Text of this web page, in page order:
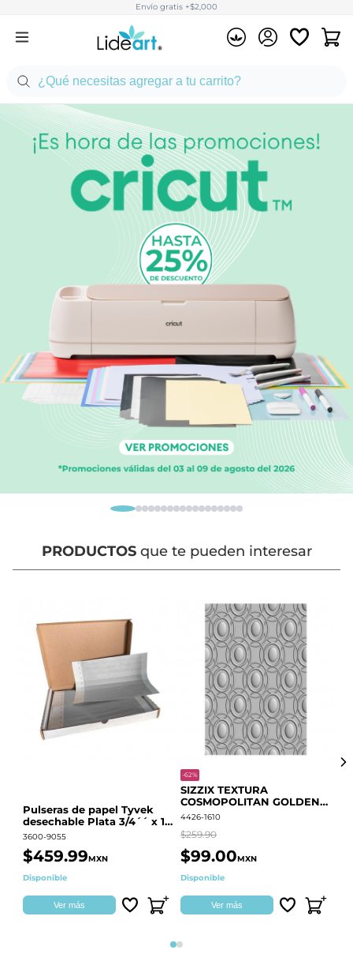
Envío gratis +$2,000
PRODUCTOSque te pueden interesar
Pulseras de papel Tyvek
desechable Plata 3/4´´ x 10
´´
3600-9055
$459.99MXN
Disponible
Ver más
-62%
SIZZIX TEXTURA
COSMOPOLITAN GOLDEN
RINGS S.PARK 666700
4426-1610
$259.90
$99.00MXN
Disponible
Ver más
Página 1
Página 2